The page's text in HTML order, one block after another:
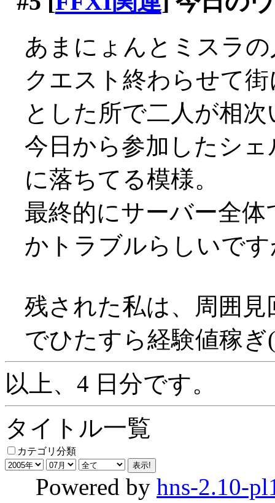
あまにょんとミスラ
クエスト終わらせて
とした所で二人が相次
今日から参加したシ
に落ちてる模様。
最終的にサーバー全
かトラブルらしいです
残された私は、周囲
でひたすら経験値稼ぎ
以上、4 日分です。
タイトル一覧
カテゴリ分類
Powered by hns-2.10-